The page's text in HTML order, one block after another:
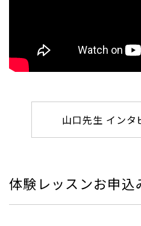
山口先生 インタ
体験レッスンお申込